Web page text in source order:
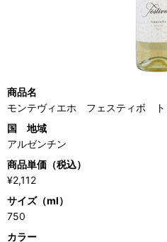
商品名
モンテヴィエホ フェスティボ ト
国 地域
アルゼンチン
商品単価（税込）
¥2,112
サイズ（ml）
750
カラー